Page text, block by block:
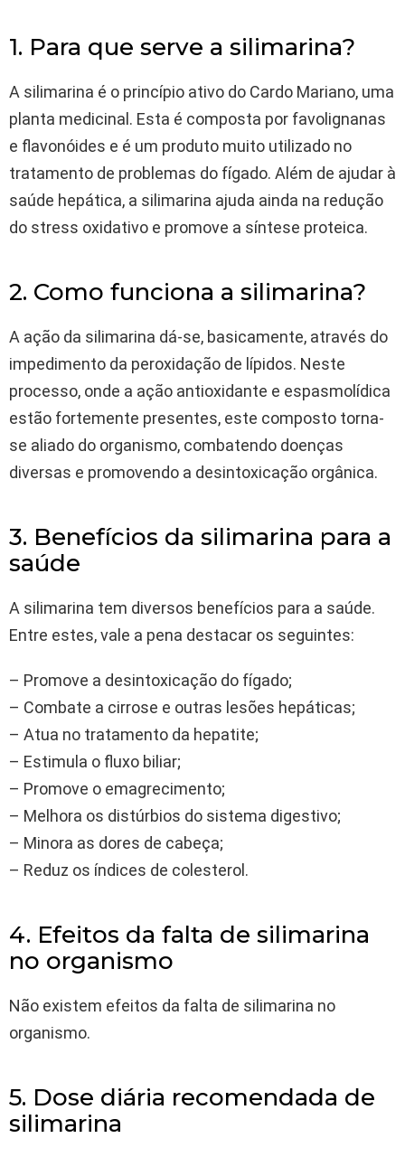
1. Para que serve a silimarina?
A silimarina é o princípio ativo do Cardo Mariano, uma
planta medicinal. Esta é composta por favolignanas
e flavonóides e é um produto muito utilizado no
tratamento de problemas do fígado. Além de ajudar à
saúde hepática, a silimarina ajuda ainda na redução
do stress oxidativo e promove a síntese proteica.
2. Como funciona a silimarina?
A ação da silimarina dá-se, basicamente, através do
impedimento da peroxidação de lípidos. Neste
processo, onde a ação antioxidante e espasmolídica
estão fortemente presentes, este composto torna-
se aliado do organismo, combatendo doenças
diversas e promovendo a desintoxicação orgânica.
3. Benefícios da silimarina para a
saúde
A silimarina tem diversos benefícios para a saúde.
Entre estes, vale a pena destacar os seguintes:
– Promove a desintoxicação do fígado;
– Combate a cirrose e outras lesões hepáticas;
– Atua no tratamento da hepatite;
– Estimula o fluxo biliar;
– Promove o emagrecimento;
– Melhora os distúrbios do sistema digestivo;
– Minora as dores de cabeça;
– Reduz os índices de colesterol.
4. Efeitos da falta de silimarina
no organismo
Não existem efeitos da falta de silimarina no
organismo.
5. Dose diária recomendada de
silimarina